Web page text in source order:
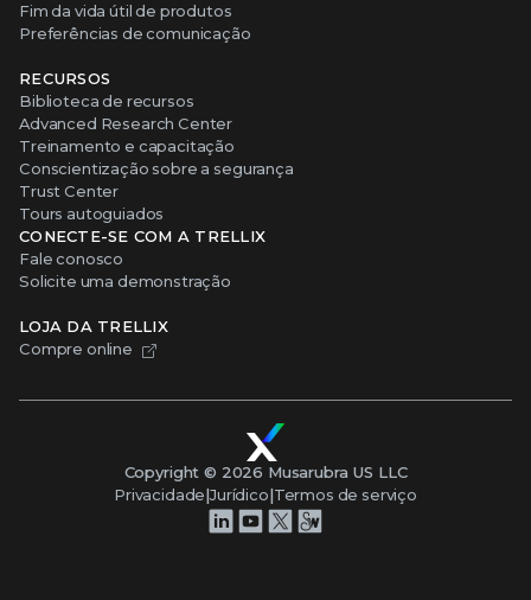
Fim da vida útil de produtos
Preferências de comunicação
RECURSOS
Biblioteca de recursos
Advanced Research Center
Treinamento e capacitação
Conscientização sobre a segurança
Trust Center
Tours autoguiados
CONECTE-SE COM A TRELLIX
Fale conosco
Solicite uma demonstração
LOJA DA TRELLIX
Compre online
Copyright © 2026 Musarubra US LLC
Privacidade|Jurídico|Termos de serviço